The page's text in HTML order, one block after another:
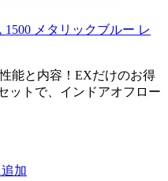
メタリックブルー レ
能と内容！EXだけのお得
ットで、インドアオフロー
加